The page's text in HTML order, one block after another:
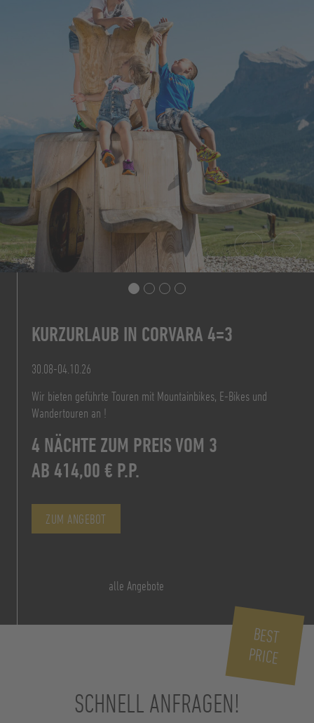
KURZURLAUB IN CORVARA 4=3
30.08-04.10.26
Wir bieten geführte Touren mit Mountainbikes, E-Bikes und
Wandertouren an !
4 NÄCHTE ZUM PREIS VOM 3
AB 414,00 € P.P.
ZUM ANGEBOT
7 NÄCHTE ZUM PREIS VON 6
AB 828,00 € P.P.
ZUM ANGEBOT
AB 156,00 €
PRO PERSON ÜF
ZUM ANGEBOT
ZUM ANGEBOT
alle Angebote
BEST
PRICE
SCHNELL ANFRAGEN!